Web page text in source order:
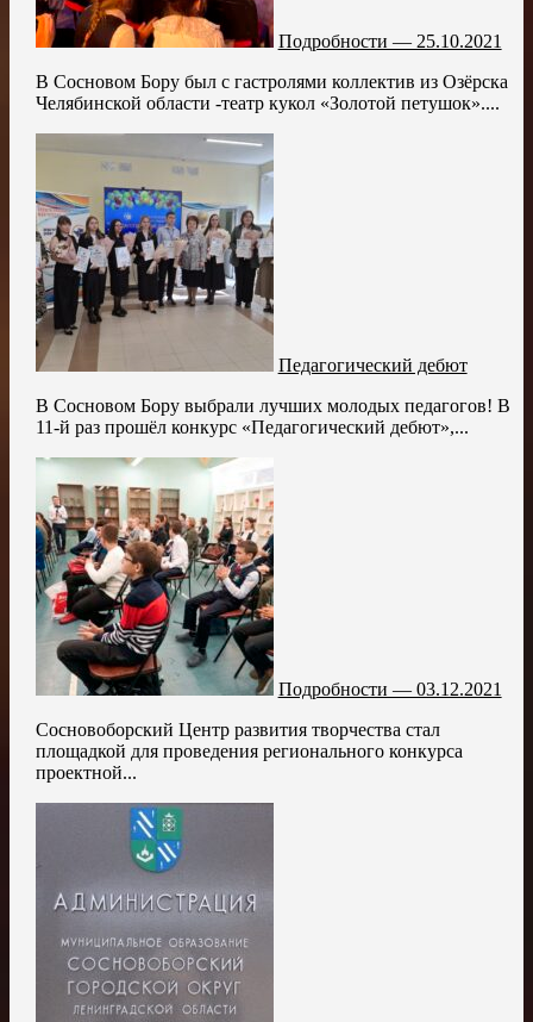
Подробности — 25.10.2021
В Сосновом Бору был с гастролями коллектив из Озёрска
Челябинской области -театр кукол «Золотой петушок»....
Педагогический дебют
В Сосновом Бору выбрали лучших молодых педагогов! В
11-й раз прошёл конкурс «Педагогический дебют»,...
Подробности — 03.12.2021
Сосновоборский Центр развития творчества стал
площадкой для проведения регионального конкурса
проектной...